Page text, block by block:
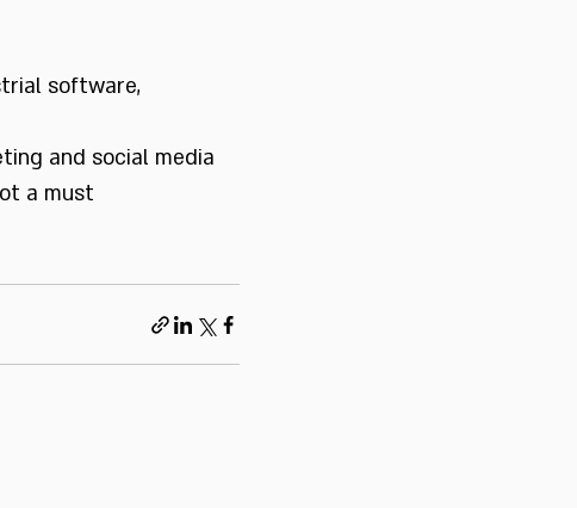
software,
and social media
a must